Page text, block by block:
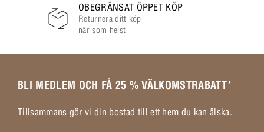
OBEGRÄNSAT ÖPPET KÖP
Returnera ditt köp
när som helst
BLI MEDLEM OCH FÅ 25 % VÄLKOMSTRABATT*
Tillsammans gör vi din bostad till ett hem du kan älska.